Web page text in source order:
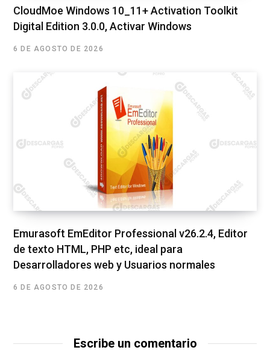
CloudMoe Windows 10_11+ Activation Toolkit
Digital Edition 3.0.0, Activar Windows
6 DE AGOSTO DE 2026
Emurasoft EmEditor Professional v26.2.4, Editor
de texto HTML, PHP etc, ideal para
Desarrolladores web y Usuarios normales
6 DE AGOSTO DE 2026
Escribe un comentario